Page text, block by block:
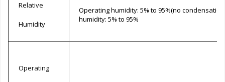
Relative
Humidity
Operating humidity: 5% to 95%(no
humidity: 5% to 95%
Operating